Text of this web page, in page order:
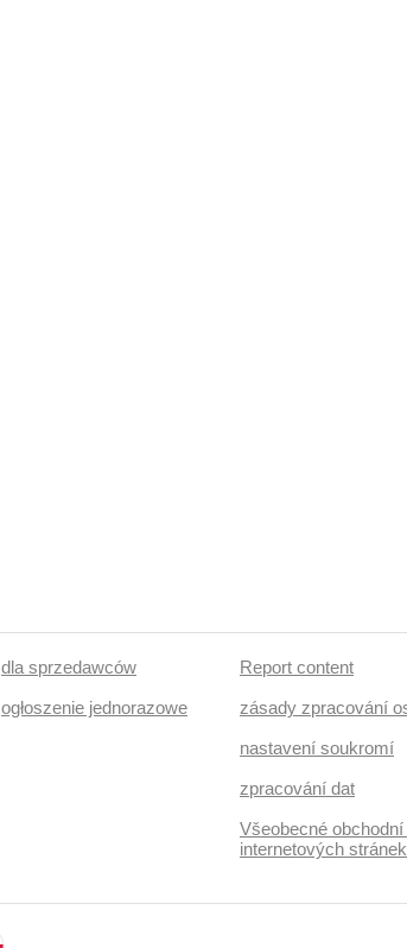
dla sprzedawców
ogłoszenie jednorazowe
Report content
zásady zpracování
nastavení soukromí
zpracování dat
Všeobecné
internetových